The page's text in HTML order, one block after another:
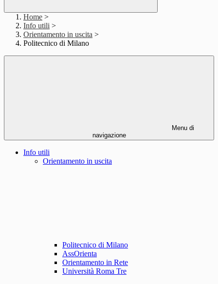
Home >
Info utili >
Orientamento in uscita >
Politecnico di Milano
Menu di
navigazione
Info utili
Orientamento in uscita
Politecnico di Milano
AssOrienta
Orientamento in Rete
Università Roma Tre